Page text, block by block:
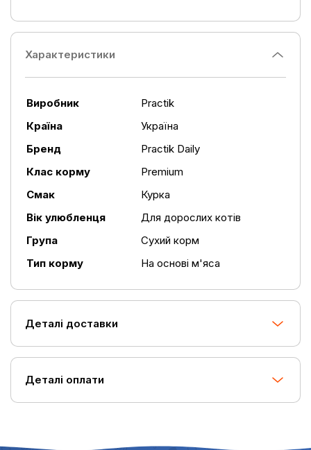
Характеристики
Виробник
Practik
Країна
Україна
Бренд
Practik Daily
Клас корму
Premium
Смак
Курка
Вік улюбленця
Для дорослих котів
Група
Сухий корм
Тип корму
На основі м'яса
Деталі доставки
Деталі оплати